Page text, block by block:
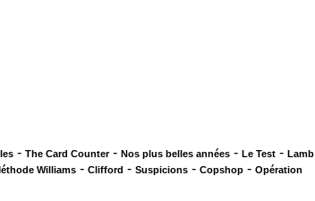
- The Card Counter- Nos plus belles années - Le Test - Lamb
Williams - Clifford - Suspicions - Copshop - Opération